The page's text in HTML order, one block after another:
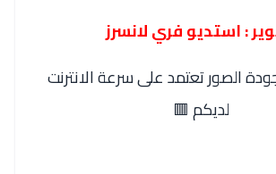
: استديو فري لانسرز
الصور تعتمد على سرعة الانترنت
لديكم 🟥